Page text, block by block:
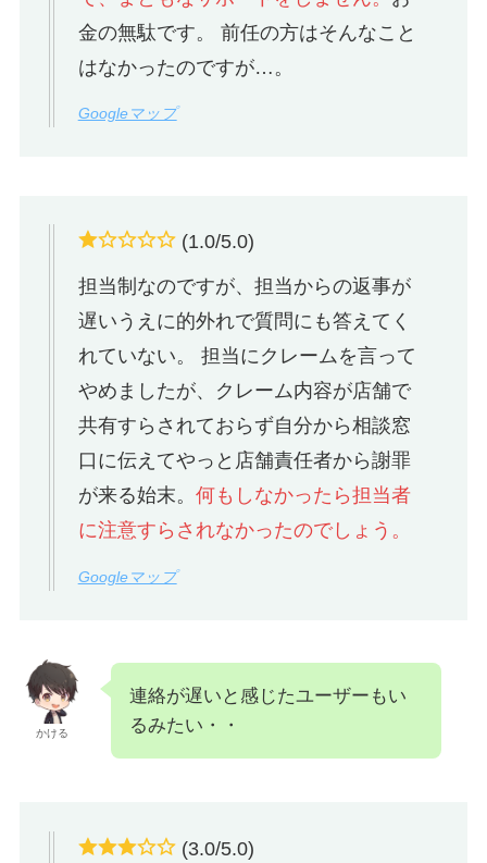
金の無駄です。 前任の方はそんなこと
はなかったのですが…。
Googleマップ
(1.0/5.0)
担当制なのですが、担当からの返事が
遅いうえに的外れで質問にも答えてく
れていない。 担当にクレームを言って
やめましたが、クレーム内容が店舗で
共有すらされておらず自分から相談窓
口に伝えてやっと店舗責任者から謝罪
が来る始末。 何もしなかったら担当者
に注意すらされなかったのでしょう。
Googleマップ
かける
連絡が遅いと感じたユーザーもい
るみたい・・
(3.0/5.0)